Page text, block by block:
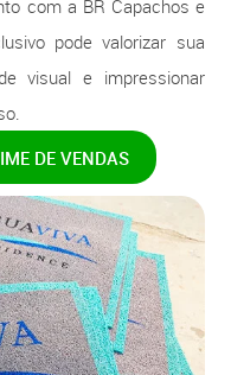
com a BR Capachos e
pode valorizar sua
visual e impressionar
DE VENDAS